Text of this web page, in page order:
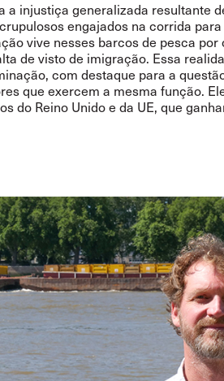
a injustiça generalizada resultante
engajados na corrida para
vive nesses barcos de pesca por
de visto de imigração. Essa
com destaque para a
que exercem a mesma função.
do Reino Unido e da UE, que